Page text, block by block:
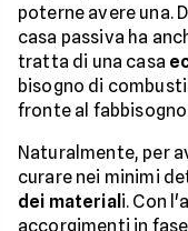
poterne avere una.
casa passiva ha
tratta di una casa
bisogno di
fronte al
Naturalmente, per
curare nei minimi
dei material i. Con
accorgimenti in